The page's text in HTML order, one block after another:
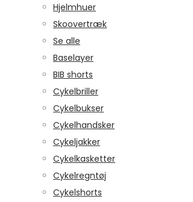
Hjelmhuer
Skoovertræk
Se alle
Baselayer
BIB shorts
Cykelbriller
Cykelbukser
Cykelhandsker
Cykeljakker
Cykelkasketter
Cykelregntøj
Cykelshorts